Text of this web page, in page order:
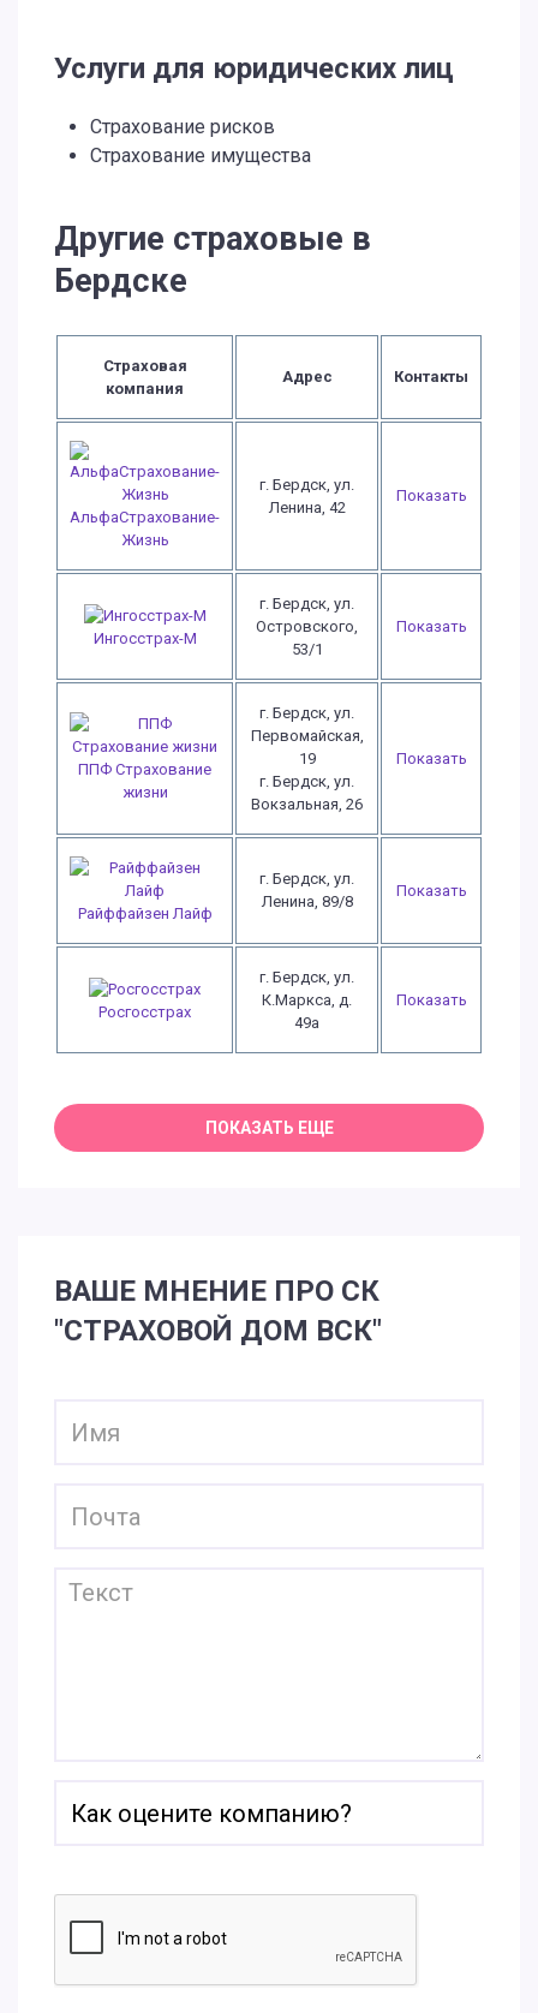
Услуги для юридических лиц
Страхование рисков
Страхование имущества
Другие страховые в
Бердске
Страховая
компания
Адрес Контакты
АльфаСтрахование-
Жизнь
г. Бердск, ул.
Ленина, 42
Показать
Ингосстрах-М
г. Бердск, ул.
Островского,
53/1
Показать
ППФ Страхование
жизни
г. Бердск, ул.
Первомайская,
19
г. Бердск, ул.
Вокзальная, 26
Показать
Райффайзен Лайф
г. Бердск, ул.
Ленина, 89/8
Показать
Росгосстрах
г. Бердск, ул.
К.Маркса, д.
49а
Показать
ВАШЕ МНЕНИЕ ПРО СК
"СТРАХОВОЙ ДОМ ВСК"